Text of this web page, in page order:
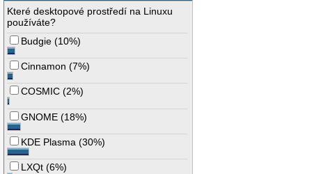
Které desktopové prostředí na Linuxu
používáte?
Budgie (10%)
Cinnamon (7%)
COSMIC (2%)
GNOME (18%)
KDE Plasma (30%)
LXQt (6%)